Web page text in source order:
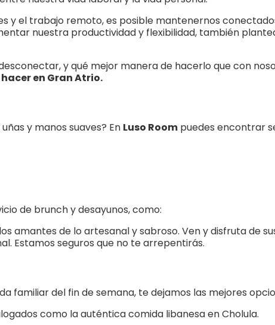
y el trabajo remoto, es posible mantenernos
nuestra productividad y flexibilidad, también
y qué mejor manera de hacerlo que con
en Gran Atrio.
y manos suaves? En Luso Room puedes encontrar
de brunch y desayunos, como:
amantes de lo artesanal y sabroso. Ven y disfruta de
Estamos seguros que no te arrepentirás.
familiar del fin de semana, te dejamos las mejores
como la auténtica comida libanesa en Cholula.